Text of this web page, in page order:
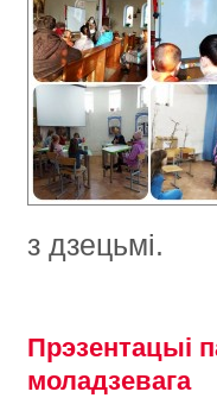
з дзецьмі.
Прэзентацыі
моладзевага